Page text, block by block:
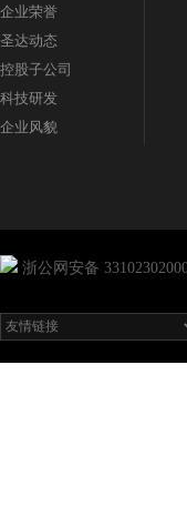
企业荣誉
圣达动态
控股子公司
科技研发
企业风貌
浙公网安备